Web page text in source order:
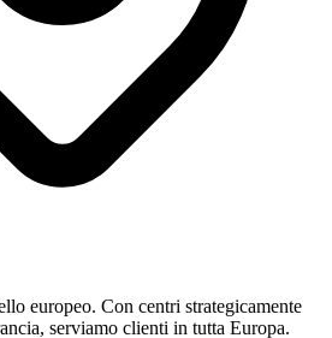
europeo. Con centri strategicamente
serviamo clienti in tutta Europa.